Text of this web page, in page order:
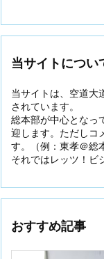
当サイトについ
当サイトは、空道大
されています。
総本部が中心となっ
迎します。ただしコ
す。（例：東孝＠総
それではレッツ！ビ
おすすめ記事